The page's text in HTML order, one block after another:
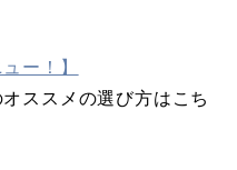
ー！】
ススメの選び方はこち